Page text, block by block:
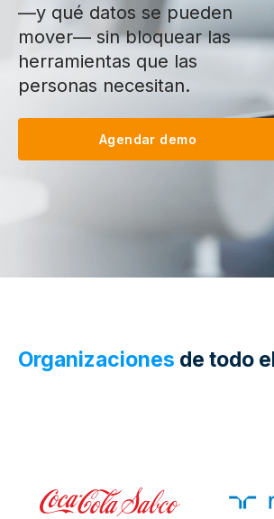
—y qué datos se pueden
mover— sin bloquear las
herramientas que las
personas necesitan.
Agendar demo
Organizaciones de todo